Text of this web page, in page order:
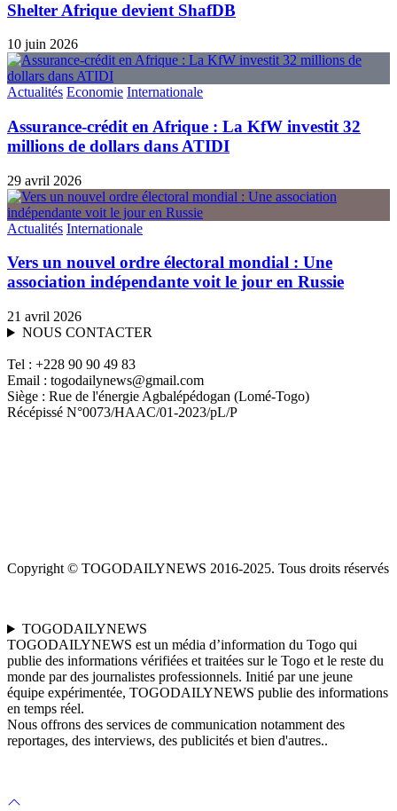
Shelter Afrique devient ShafDB
10 juin 2026
Actualités Economie Internationale
Assurance-crédit en Afrique : La KfW investit 32
millions de dollars dans ATIDI
29 avril 2026
Actualités Internationale
Vers un nouvel ordre électoral mondial : Une
association indépendante voit le jour en Russie
21 avril 2026
NOUS CONTACTER
Tel : +228 90 90 49 83
Email : togodailynews@gmail.com
Siège : Rue de l'énergie Agbalépédogan (Lomé-Togo)
Récépissé N°0073/HAAC/01-2023/pL/P
Copyright © TOGODAILYNEWS 2016-2025. Tous droits réservés
TOGODAILYNEWS
TOGODAILYNEWS est un média d’information du Togo qui
publie des informations vérifiées et traitées sur le Togo et le reste du
monde par des journalistes professionnels. Initié par une jeune
équipe expérimentée, TOGODAILYNEWS publie des informations
en temps réel.
Nous offrons des services de communication notamment des
reportages, des interviews, des publicités et bien d'autres..
Scroll